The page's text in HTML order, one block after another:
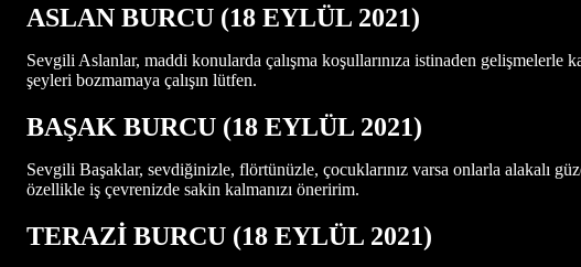
ASLAN BURCU (18 EYLÜL 2021)
Sevgili Aslanlar, maddi konularda çalışma koşullarınıza istinaden
şeyleri bozmamaya çalışın lütfen.
BAŞAK BURCU (18 EYLÜL 2021)
Sevgili Başaklar, sevdiğinizle, flörtünüzle, çocuklarınız varsa onlarla alakalı
özellikle iş çevrenizde sakin kalmanızı öneririm.
TERAZİ BURCU (18 EYLÜL 2021)